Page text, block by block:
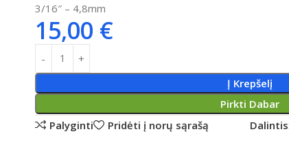
3/16″ – 4,8mm
15,00 €
Į Krepšelį
Pirkti Dabar
Palyginti
Pridėti į norų sąrašą